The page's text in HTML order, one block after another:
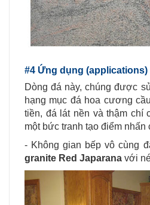
#4 Ứng dụng (applications)
Dòng đá này, chúng được
hạng mục đá hoa cương
tiền, đá lát nền và thậm
một bức tranh tạo điểm nhấn
- Không gian bếp vô cùng
granite Red Japarana với